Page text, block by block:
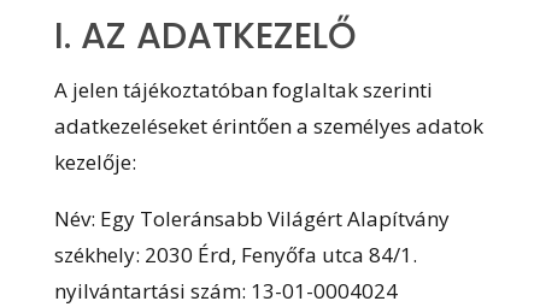
I. AZ ADATKEZELŐ
A jelen tájékoztatóban foglaltak szerinti
adatkezeléseket érintően a személyes adatok
kezelője:
Név: Egy Toleránsabb Világért Alapítvány
székhely: 2030 Érd, Fenyőfa utca 84/1.
nyilvántartási szám: 13-01-0004024